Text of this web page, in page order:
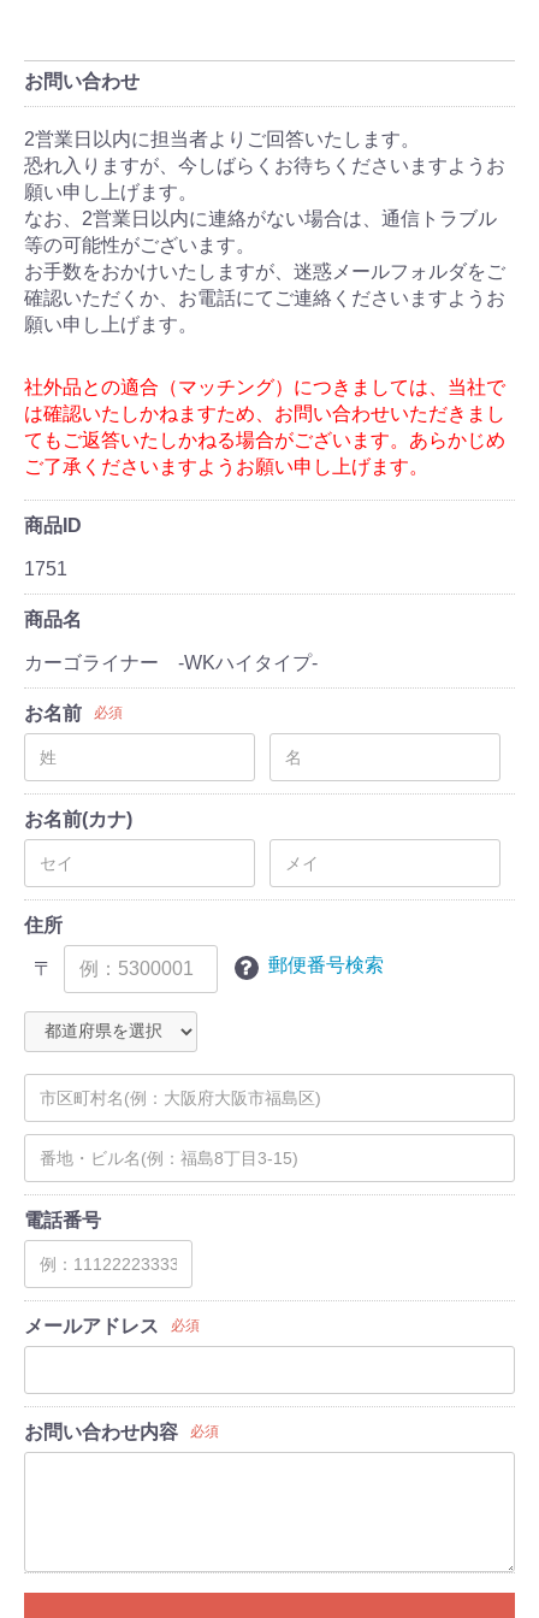
お問い合わせ
商品ID
1751
商品名
カーゴライナー -WKハイタイプ-
お名前 必須
お名前(カナ)
住所
〒 郵便番号検索
電話番号
メールアドレス 必須
お問い合わせ内容 必須